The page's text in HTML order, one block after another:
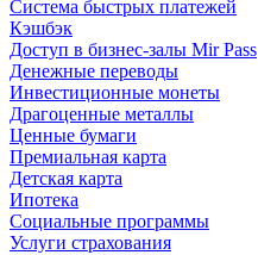
Система быстрых платежей
Кэшбэк
Доступ в бизнес-залы Mir Pass
Денежные переводы
Инвестиционные монеты
Драгоценные металлы
Ценные бумаги
Премиальная карта
Детская карта
Ипотека
Социальные программы
Услуги страхования